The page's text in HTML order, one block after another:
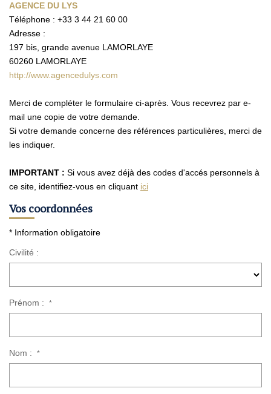
NOS AGENCES
Avis Clients
Actualités
ALERTE IMMO
AGENCE DU LYS
Téléphone : +33 3 44 21 60 00
Adresse :
197 bis, grande avenue LAMORLAYE
60260 LAMORLAYE
http://www.agencedulys.com
Merci de compléter le formulaire ci-après. Vous recevrez par e-
mail une copie de votre demande.
Si votre demande concerne des références particulières, merci de
les indiquer.
IMPORTANT : Si vous avez déjà des codes d'accés personnels à
ce site, identifiez-vous en cliquant ici
Vos coordonnées
* Information obligatoire
Civilité :
Prénom : *
Nom : *